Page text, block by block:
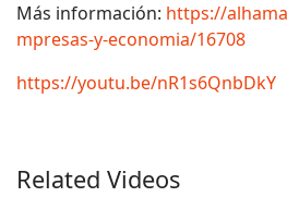
Más información: https://
mpresas-y-economia/16708
https://youtu.be/nR1s6QnbDkY
Related Videos